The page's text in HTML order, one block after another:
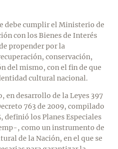
debe cumplir el Ministerio de
con los Bienes de Interés
propender por la
conservación,
del mismo, con el fin de que
cultural nacional.
en desarrollo de la Leyes 397
763 de 2009, compilado
definió los Planes Especiales
, como un instrumento de
de la Nación, en el que se